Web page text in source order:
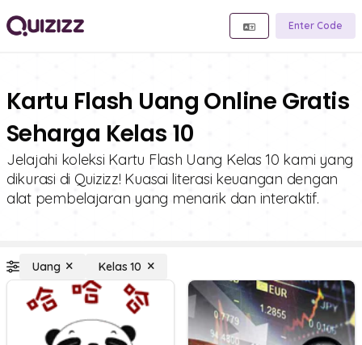
Enter Code
Kartu Flash Uang Online Gratis
Seharga Kelas 10
Jelajahi koleksi Kartu Flash Uang Kelas 10 kami yang
dikurasi di Quizizz! Kuasai literasi keuangan dengan
alat pembelajaran yang menarik dan interaktif.
Uang Kelas 10